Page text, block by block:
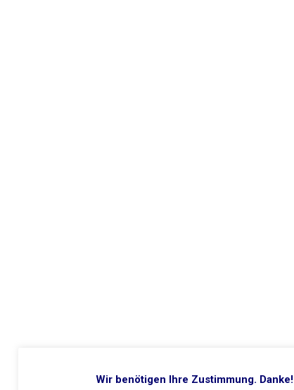
Wir benötigen Ihre Zustimmung. Danke!